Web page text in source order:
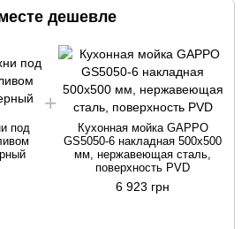
дешевле
под
Кухонная мойка GAPPO
GS5050-6 накладная 500x500
мм, нержавеющая сталь,
поверхность PVD
6 923 грн